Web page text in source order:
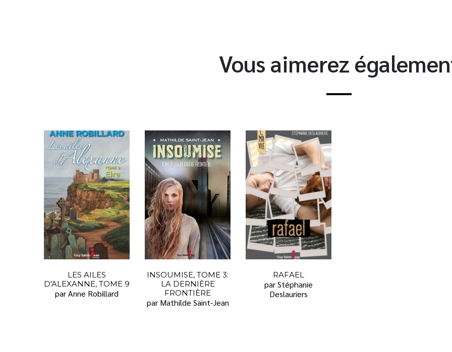
Vous aimerez
LES AILES
D'ALEXANNE, TOME 9
par Anne Robillard
INSOUMISE, TOME 3:
LA DERNIÈRE
FRONTIÈRE
par Mathilde Saint-Jean
RAFAEL
par Stéphanie
Deslauriers